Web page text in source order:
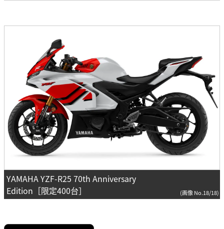
YAMAHA YZF-R25 70th Anniversary
Edition［限定400台］
(画像 No.18/18)